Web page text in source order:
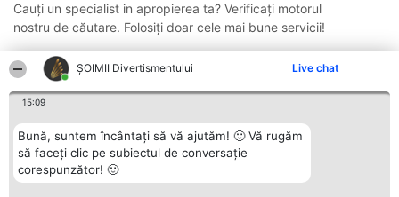
ŞOIMII Divertismentului Live chat
15:09
Bună, suntem încântați să vă ajutăm! 🙂 Vă rugăm
să faceți clic pe subiectul de conversație
corespunzător! 🙂
Cauți un specialist in apropierea ta? Verificați motorul
nostru de căutare. Folosiți doar cele mai bune servicii!